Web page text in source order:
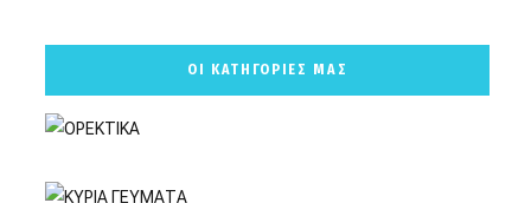
ΟΙ ΚΑΤΗΓΟΡΙΕΣ ΜΑΣ